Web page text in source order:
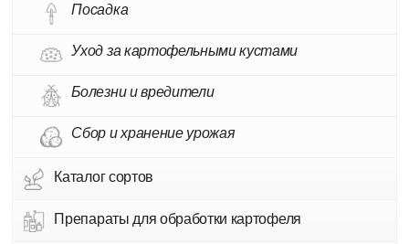
Посадка
Уход за картофельными кустами
Болезни и вредители
Сбор и хранение урожая
Каталог сортов
Препараты для обработки картофеля